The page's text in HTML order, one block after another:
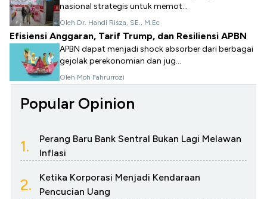
nasional strategis untuk memot...
Oleh Dr. Handi Risza, SE., M.Ec
Efisiensi Anggaran, Tarif Trump, dan Resiliensi APBN
APBN dapat menjadi shock absorber dari berbagai
gejolak perekonomian dan jug...
Oleh Moh Fahrurrozi
Popular Opinion
1.
Perang Baru Bank Sentral Bukan Lagi Melawan
Inflasi
2.
Ketika Korporasi Menjadi Kendaraan
Pencucian Uang